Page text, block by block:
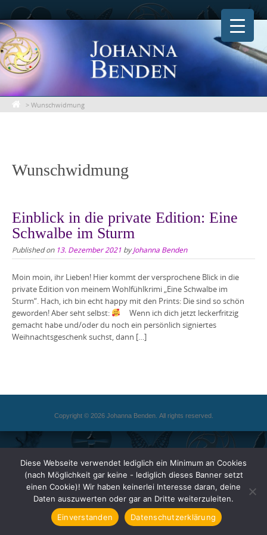
Skip
to
content
> Wunschwidmung
Wunschwidmung
Einblick in die private Edition: Eine
Schwalbe im Sturm
Published on 13. Dezember 2021 byJohanna Benden
Moin moin, ihr Lieben! Hier kommt der versprochene Blick in die
private Edition von meinem Wohlfühlkrimi „Eine Schwalbe im
Sturm“. Hach, ich bin echt happy mit den Prints: Die sind so schön
geworden! Aber seht selbst:
Wenn ich dich jetzt leckerfritzig
gemacht habe und/oder du noch ein persönlich signiertes
Weihnachtsgeschenk suchst, dann […]
Copyright © 2026 Johanna Benden. All rights reserved.
Diese Webseite verwendet lediglich ein Minimum an Cookies
(nach Möglichkeit gar keine - lediglich dieses Banner setzt
einen Cookie)! Wir haben keinerlei Interesse daran, deine
Daten auszuwerten oder gar an Dritte weiterzuleiten.
Einverstanden
Datenschutzerklärung